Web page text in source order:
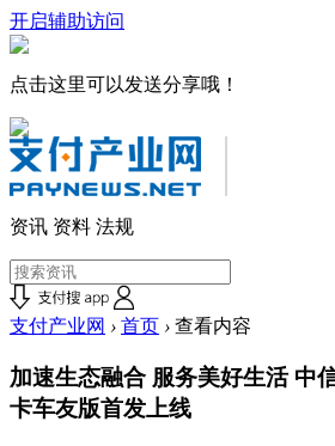
开启辅助访问
点击这里可以发送分享哦！
资讯 资料 法规
支付产业网 › 首页 › 查看内容
加速生态融合 服务美好生活 中
卡车友版首发上线